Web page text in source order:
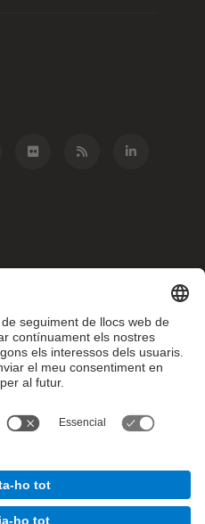
- Universitat Politècnica